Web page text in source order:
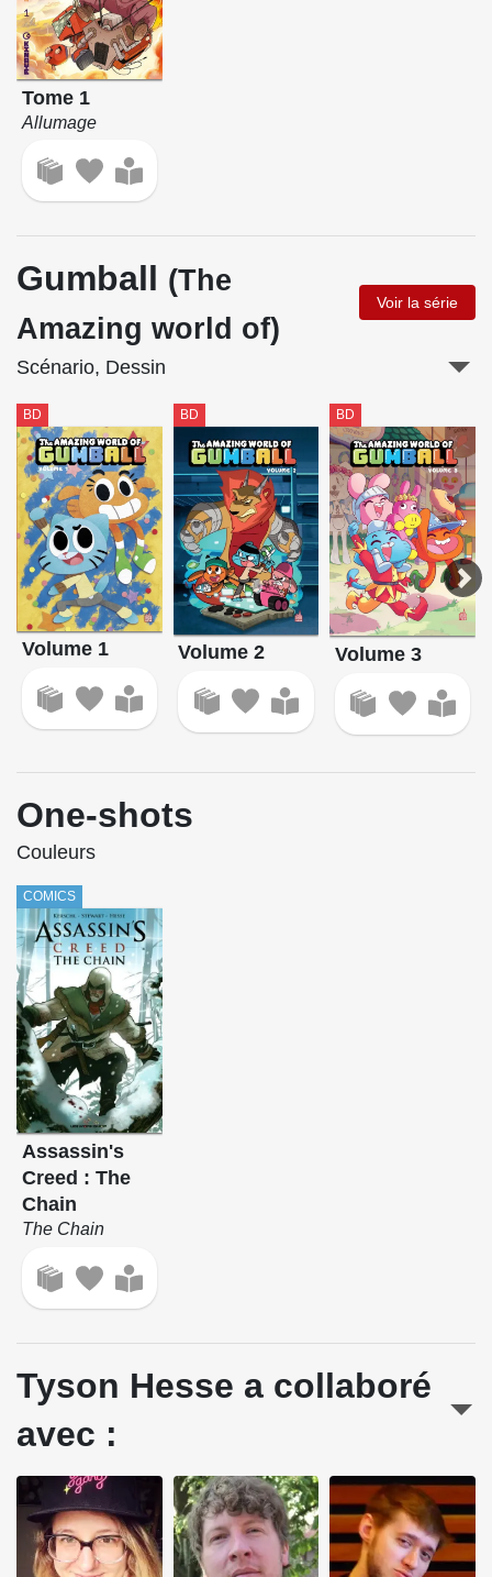
Tome 1
Allumage
Gumball (The
Amazing world of)
Voir la série
Scénario, Dessin
BD
Volume 1
BD
Volume 2
BD
Volume 3
One-shots
Couleurs
COMICS
Assassin's
Creed : The
Chain
The Chain
Tyson Hesse a collaboré
avec :